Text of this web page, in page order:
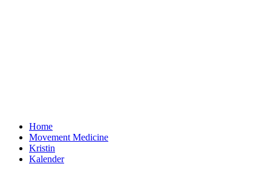
Home
Movement Medicine
Kristin
Kalender